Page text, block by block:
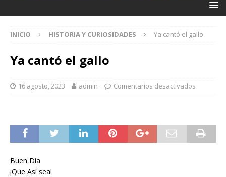
INICIO HISTORIA Y CURIOSIDADES Ya cantó el gallo
Ya cantó el gallo
16 agosto, 2023 admin Comentarios desactivados
Buen Día
¡Que Así sea!